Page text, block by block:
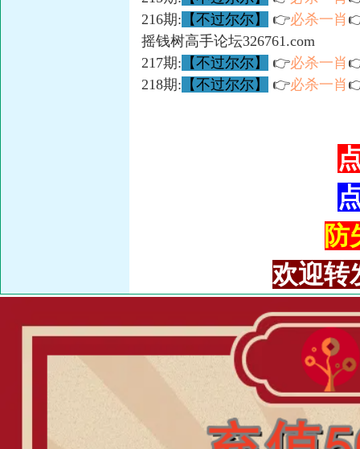
216期: 【不过尔尔】 👉必杀一肖
摇钱树高手论坛326761.com
217期: 【不过尔尔】 👉必杀一肖
218期: 【不过尔尔】 👉必杀一肖
防
欢迎转